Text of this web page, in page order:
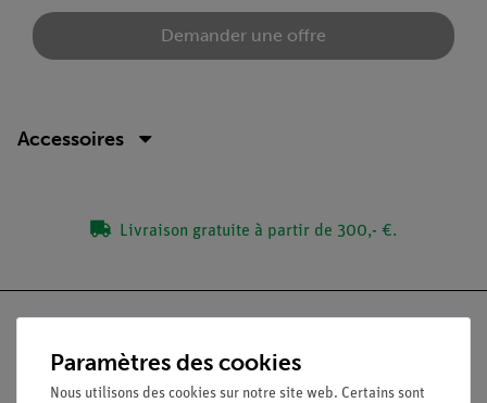
Demander une offre
Accessoires
Livraison gratuite à partir de 300,- €.
Nach oben
Paramètres des cookies
Nous utilisons des cookies sur notre site web. Certains sont